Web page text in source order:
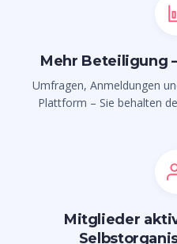
Mehr Beteiligung
Umfragen, Anmeldungen
Plattform – Sie behalten
Mitglieder